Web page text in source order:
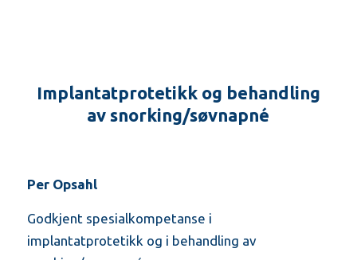
Implantatprotetikk og behandling
av snorking/søvnapné
Per Opsahl
Godkjent spesialkompetanse i
implantatprotetikk og i behandling av